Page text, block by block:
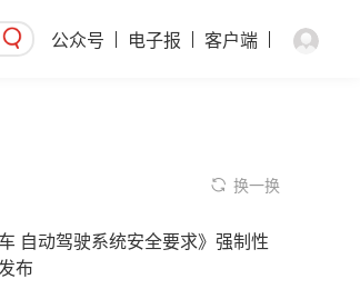
公众号 电子报 客户端
换一换
自动驾驶系统安全要求》强制性
布